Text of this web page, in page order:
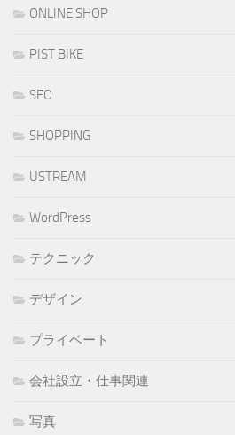
ONLINE SHOP
PIST BIKE
SEO
SHOPPING
USTREAM
WordPress
テクニック
デザイン
プライベート
会社設立・仕事関連
写真